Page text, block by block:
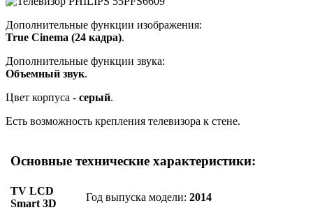
Дополнительные функции изображения:
True Cinema (24 кадра).
Дополнительные функции звука:
Объемный звук.
Цвет корпуса - серый.
Есть возможность крепления телевизора к стене.
Основные технические характеристики:
TV LCD
Smart 3D
Год выпуска модели:2014